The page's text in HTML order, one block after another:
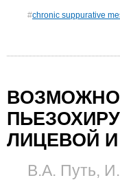
#chronic suppurative
ЛИЦЕВОЙ
В.А. Путь,